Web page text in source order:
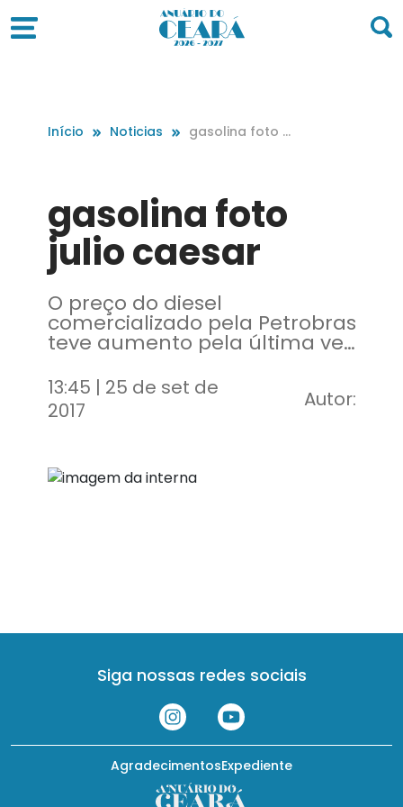
Início Noticias
gasolina foto j
gasolina foto
julio caesar
O preço do diesel
comercializado pela Petrobras
teve aumento pela última vez
em 18 de junho
13:45 | 25 de set de
2017
Autor:
Siga nossas redes sociais
Expediente
Agradecimentos